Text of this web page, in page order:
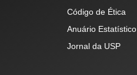
Código de Ética
Anuário Estatístico
Jornal da USP